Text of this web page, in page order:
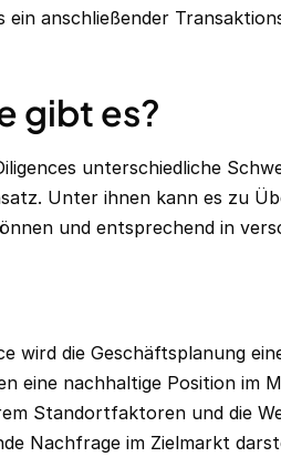
ein anschließender
gibt es?
unterschiedliche
Unter ihnen kann es zu
und entsprechend in
wird die Geschäftsplanung
eine nachhaltige Position im
Standortfaktoren und die
Nachfrage im Zielmarkt